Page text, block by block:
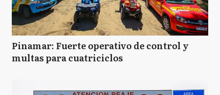
Pinamar: Fuerte operativo de control y
multas para cuatriciclos